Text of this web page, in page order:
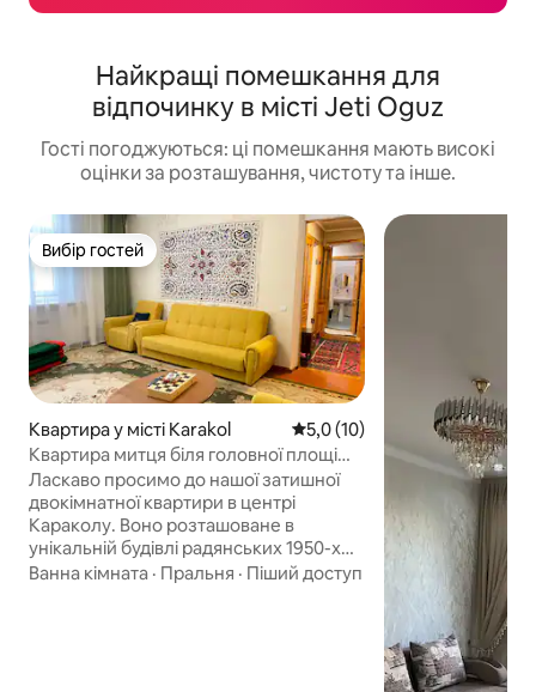
Найкращі помешкання для
відпочинку в місті Jeti Oguz
Гості погоджуються: ці помешкання мають високі
оцінки за розташування, чистоту та інше.
Вибір гостей
Вибір гостей
Квартира у місті Karakol Середня оцінка: 5,0 з 5,
5,0 (10)
Квартира митця біля головної площі
Караколу
Ласкаво просимо до нашої затишної
двокімнатної квартири в центрі
Караколу. Воно розташоване в
унікальній будівлі радянських 1950-х
років, сповненій історії та характеру.
Ванна кімната · Пральня · Піший доступ